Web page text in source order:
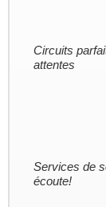
Circuits
attentes
Services de
écoute!